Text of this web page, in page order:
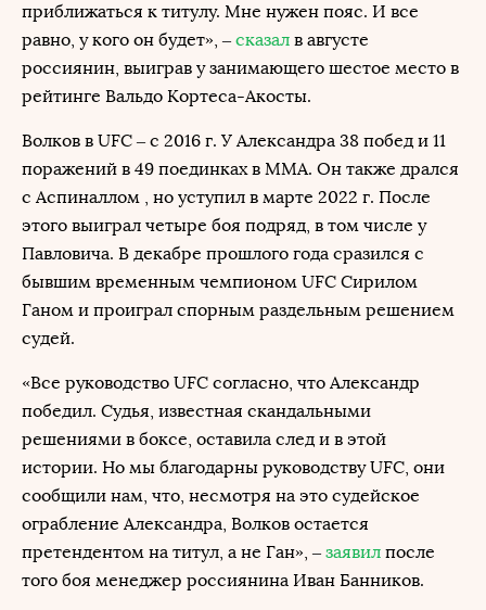
приближаться к титулу. Мне нужен пояс. И все
равно, у кого он будет», – сказал в августе
россиянин, выиграв у занимающего шестое место в
рейтинге Вальдо Кортеса-Акосты.
Волков в UFC – с 2016 г. У Александра 38 побед и 11
поражений в 49 поединках в ММА. Он также дрался
с Аспиналлом , но уступил в марте 2022 г. После
этого выиграл четыре боя подряд, в том числе у
Павловича. В декабре прошлого года сразился с
бывшим временным чемпионом UFC Сирилом
Ганом и проиграл спорным раздельным решением
судей.
«Все руководство UFC согласно, что Александр
победил. Судья, известная скандальными
решениями в боксе, оставила след и в этой
истории. Но мы благодарны руководству UFC, они
сообщили нам, что, несмотря на это судейское
ограбление Александра, Волков остается
претендентом на титул, а не Ган», – заявил после
того боя менеджер россиянина Иван Банников.